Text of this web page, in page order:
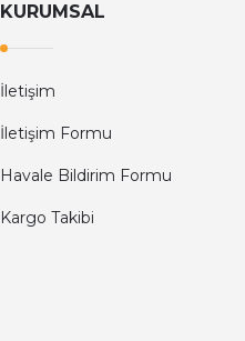
KURUMSAL
İletişim
İletişim Formu
Havale Bildirim Formu
Kargo Takibi